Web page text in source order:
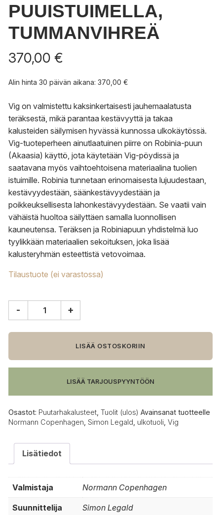
PUUISTUIMELLA,
TUMMANVIHREÄ
370,00 €
Alin hinta 30 päivän aikana: 370,00 €
Vig on valmistettu kaksinkertaisesti jauhemaalatusta
teräksestä, mikä parantaa kestävyyttä ja takaa
kalusteiden säilymisen hyvässä kunnossa ulkokäytössä.
Vig-tuoteperheen ainutlaatuinen piirre on Robinia-puun
(Akaasia) käyttö, jota käytetään Vig-pöydissä ja
saatavana myös vaihtoehtoisena materiaalina tuolien
istuimille. Robinia tunnetaan erinomaisesta lujuudestaan,
kestävyydestään, säänkestävyydestään ja
poikkeuksellisesta lahonkestävyydestään. Se vaatii vain
vähäistä huoltoa säilyttäen samalla luonnollisen
kauneutensa. Teräksen ja Robiniapuun yhdistelmä luo
tyylikkään materiaalien sekoituksen, joka lisää
kalusteryhmän esteettistä vetovoimaa.
Tilaustuote (ei varastossa)
Vig
puuistuimella,
tummanvihreä
- +
LISÄÄ OSTOSKORIIN
LISÄÄ TARJOUSPYYNTÖÖN
Osastot: Puutarhakalusteet Tuolit (ulos) Avainsanat tuotteelle
Normann Copenhagen Simon Legald ulkotuoli Vig
Lisätiedot
Valmistaja Normann Copenhagen
Suunnittelija Simon Legald